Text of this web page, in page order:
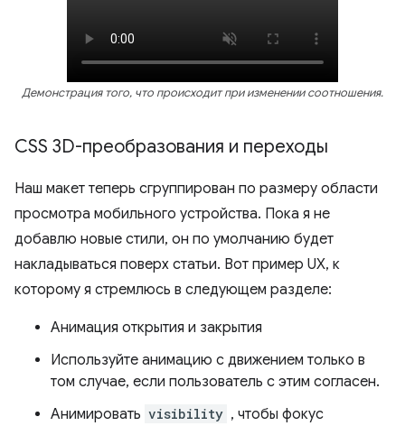
Демонстрация того, что происходит при изменении соотношения.
CSS 3D-преобразования и переходы
Наш макет теперь сгруппирован по размеру области
просмотра мобильного устройства. Пока я не
добавлю новые стили, он по умолчанию будет
накладываться поверх статьи. Вот пример UX, к
которому я стремлюсь в следующем разделе:
Анимация открытия и закрытия
Используйте анимацию с движением только в
том случае, если пользователь с этим согласен.
Анимировать visibility , чтобы фокус